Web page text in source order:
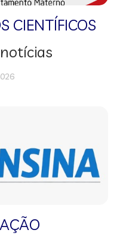
CIENTÍFICOS